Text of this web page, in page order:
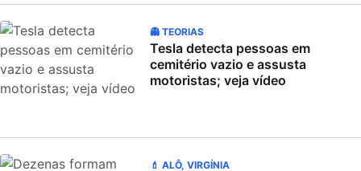
👻 TEORIAS
Tesla detecta pessoas em
cemitério vazio e assusta
motoristas; veja vídeo
💄 ALÔ, VIRGÍNIA